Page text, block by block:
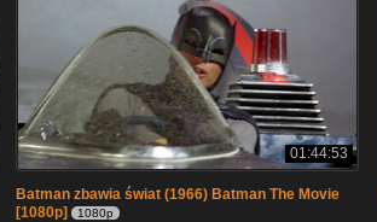
01:44:53
Batman zbawia świat (1966) Batman The Movie
[1080p]
1080p